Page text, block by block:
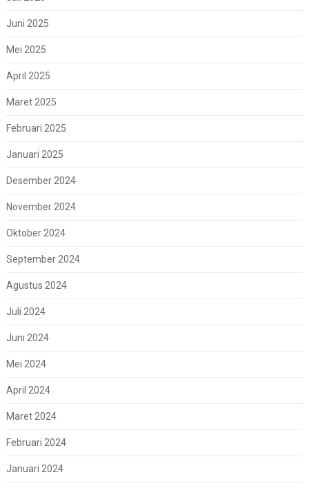
Juni 2025
Mei 2025
April 2025
Maret 2025
Februari 2025
Januari 2025
Desember 2024
November 2024
Oktober 2024
September 2024
Agustus 2024
Juli 2024
Juni 2024
Mei 2024
April 2024
Maret 2024
Februari 2024
Januari 2024